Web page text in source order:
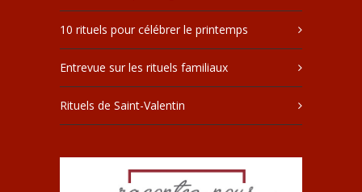
10 rituels pour célébrer le printemps
Entrevue sur les rituels familiaux
Rituels de Saint-Valentin